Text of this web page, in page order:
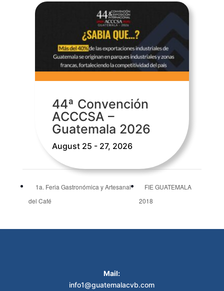
44ª Convención
ACCCSA –
Guatemala 2026
August 25 - 27, 2026
1a. Feria Gastronómica y Artesanal
del Café
FIE GUATEMALA
2018
Mail:
info1@guatemalacvb.com